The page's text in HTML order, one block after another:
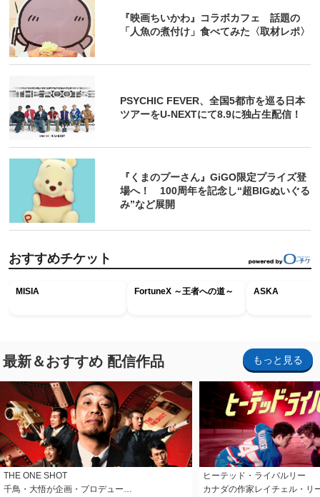
『映画ちいかわ』コラボカフェ 話題の
「人魚の煮付け」食べてみた〈取材レポ〉
PSYCHIC FEVER、全国5都市を巡る日本
ツアーをU‐NEXTにて8.9に独占生配信！
『くまのプーさん』GiGO限定プライズ登
場へ！ 100周年を記念し“超BIGぬいぐる
み”など展開
おすすめチケット
MISIA FortuneX ～王者への道～ ASKA
最新＆おすすめ 配信作品 もっと見る
THE ONE SHOT
千鳥・大悟が企画・プロデュー…
ヒーテッド・ライバルリー
カナダの作家レイチェル・リ